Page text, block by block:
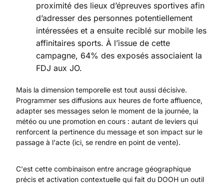
proximité des lieux d’épreuves sportives afin
d’adresser des personnes potentiellement
intéressées et a ensuite reciblé sur mobile les
affinitaires sports. À l’issue de cette
campagne, 64% des exposés associaient la
FDJ aux JO.
Mais la dimension temporelle est tout aussi décisive.
Programmer ses diffusions aux heures de forte affluence,
adapter ses messages selon le moment de la journée, la
météo ou une promotion en cours : autant de leviers qui
renforcent la pertinence du message et son impact sur le
passage à l'acte (ici, se rendre en point de vente).
C'est cette combinaison entre ancrage géographique
précis et activation contextuelle qui fait du DOOH un outil